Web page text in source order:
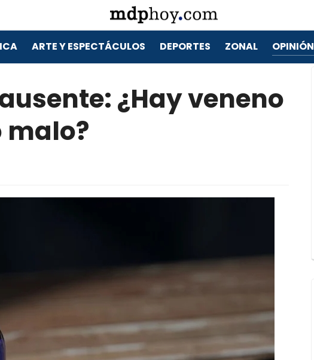
ARTE Y ESPECTÁCULOS DEPORTES ZONAL OPINIÓN
¿Hay veneno
malo?